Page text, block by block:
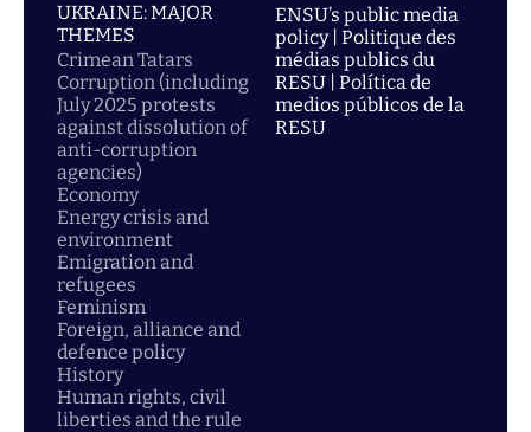
UKRAINE: MAJOR
THEMES
Crimean Tatars
Corruption (including
July 2025 protests
against dissolution of
anti-corruption
agencies)
Economy
Energy crisis and
environment
Emigration and
refugees
Feminism
Foreign, alliance and
defence policy
History
Human rights, civil
liberties and the rule
ENSU’s public media
policy | Politique des
médias publics du
RESU | Política de
medios públicos de la
RESU